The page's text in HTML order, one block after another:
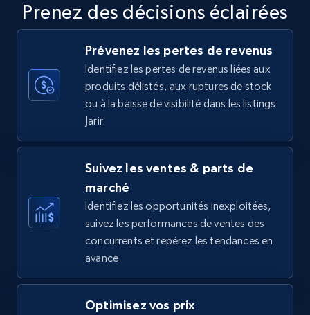
Title, Seller name, Brand, Description, Initial
price, Currency, Availability, Reviews count, and
5.7K+ Commencer
Amazon products - find products by using
upc numbers
Title, Seller name, Brand, Description, Initial
price, Currency, Availability, Reviews count, and
more.
35.2K+ 5.7K+
Prenez des décisions éclairées
Prévenez les pertes de revenus
Identifiez les pertes de revenus liées aux
produits délistés, aux ruptures de stock
ou à la baisse de visibilité dans les listings
Jarir.
Suivez les ventes & parts de
marché
Identifiez les opportunités inexploitées,
suivez les performances de ventes des
concurrents et repérez les tendances en
avance
Optimisez vos prix